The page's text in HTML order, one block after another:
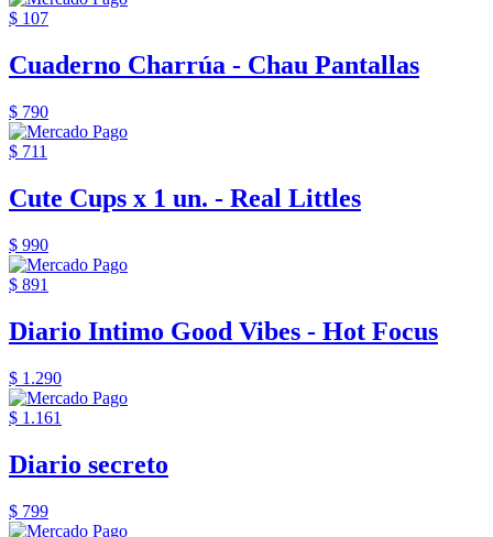
$ 107
Cuaderno Charrúa - Chau Pantallas
$ 790
$ 711
Cute Cups x 1 un. - Real Littles
$ 990
$ 891
Diario Intimo Good Vibes - Hot Focus
$ 1.290
$ 1.161
Diario secreto
$ 799